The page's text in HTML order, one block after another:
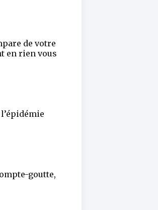
de votre
en rien vous
goutte,